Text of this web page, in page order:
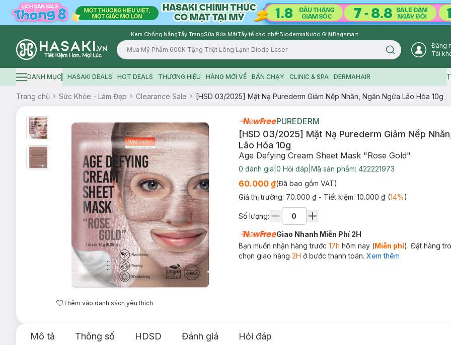
Kem Chống NắngTẩy TrangSữa Rửa MặtTẩy tế bào chếtBiodermaNước GiặtBagsmart
Logo
Search icon
Đăng
Tài
Hamburger icon
DANH MỤC HASAKI DEALS HOT DEALS THƯƠNG HIỆU HÀNG MỚI VỀ BÁN CHẠY CLINIC & SPA DERMAHAIR
Trang chủ Sức Khỏe - Làm Đẹp Clearance Sale [HSD 03/2025] Mặt Nạ Purederm Giảm Nếp Nhăn, Ngăn Ngừa Lão Hóa 10g
Thêm vào danh sách yêu thích
PUREDERM
[HSD 03/2025] Mặt Nạ Purederm Giảm Nếp
Lão Hóa 10g
Age Defying Cream Sheet Mask "Rose Gold"
0 đánh giá 0 Hỏi đáp Mã sản phẩm: 422221973
60.000 ₫(Đã bao gồm VAT)
Giá thị trường: 70.000 ₫ - Tiết kiệm: 10.000 ₫(14%)
Số lượng:
Giao Nhanh Miễn Phí 2H
Bạn muốn nhận hàng trước 17h hôm nay (Miễn phí). Đặt hàng
chọn giao hàng 2H ở bước thanh toán. Xem thêm
Mô tả Thông số HDSD Đánh giá Hỏi đáp